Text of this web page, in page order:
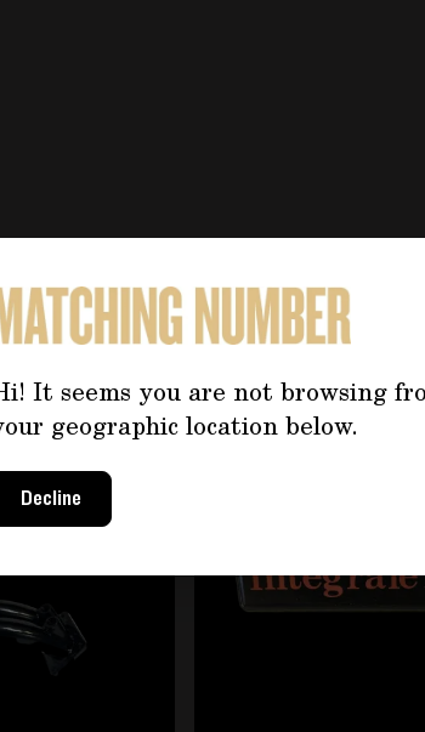
It seems you are not browsing
geographic location below.
Decline
tra gli elementi del carosello utilizzando
il carosello